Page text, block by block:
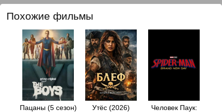
Похожие фильмы
Пацаны (5 сезон) Утёс (2026)
Человек Паук: